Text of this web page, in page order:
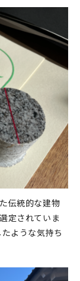
伝統的な建物
定されていま
ような気持ち